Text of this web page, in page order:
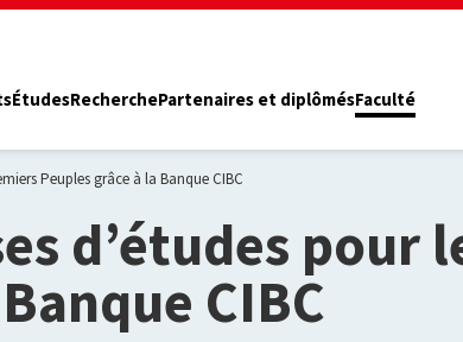
ÉtudesRecherchePartenaires et diplômésFaculté
Peuples grâce à la Banque CIBC
d’études pour
CIBC